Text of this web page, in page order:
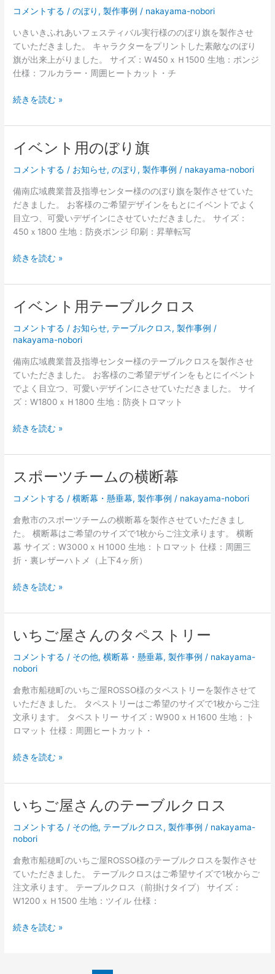
ー
コメントする /のぼり ,製作事例 / nakayama-nobori
いきいきふれあいフェスティバル実行様ののぼり旗を製作させ
ていただきました。 キャラクターをプリントした素敵なのぼり
旗が出来上がりました。 サイズ：W450ｘＨ1500 生地：ポンジ
仕様：フルカラー・周囲ヒートカット・チ
イ
ン
用
の
り
旗
続きを読む »
イベント用のぼり旗
コメントする / お知らせ,のぼり ,製作事例 / nakayama-nobori
備南広域農業普及指導センター様ののぼり旗を製作させていた
だきました。 お客様のご希望デザインをもとにイベントでよく
目立つ、可愛いデザインにさせていただきました。 サイズ：
450ｘ1800 生地：防炎ポンジ 印刷：昇華転写
イ
ン
用
の
ぼ
旗
続きを読む »
イベント用テーブルクロス
コメントする / お知らせ, テーブルクロス,製作事例 /
nakayama-nobori
備南広域農業普及指導センター様のテーブルクロスを製作させ
ていただきました。 お客様のご希望デザインをもとにイベント
でよく目立つ、可愛いデザインにさせていただきました。 サイ
ズ：W1800ｘＨ1800 生地：防炎トロマット
イ
ン
用
テ
ブ
ル
ク
ロ
続きを読む »
スポーツチームの横断幕
コメントする /横断幕・懸垂幕,製作事例 / nakayama-nobori
倉敷市のスポーツチームの横断幕を製作させていただきまし
た。 横断幕はご希望のサイズで1枚からご注文承ります。 横断
幕 サイズ：W3000ｘＨ1000 生地：トロマット 仕様：周囲三
折・裏レザーハトメ（上下4ヶ所）
ス
ー
チ
ー
ム
横
断
幕
続きを読む »
いちご屋さんのタペストリー
コメントする / その他,横断幕・懸垂幕,製作事例 / nakayama-
nobori
倉敷市船穂町のいちご屋ROSSO様のタペストリーを製作させて
いただきました。 タペストリーはご希望のサイズで1枚からご注
文承ります。 タペストリー サイズ：W900ｘＨ1600 生地：ト
ロマット 仕様：周囲ヒートカット・
い
ご
さ
ん
の
ペ
ス
ト
リ
続きを読む »
いちご屋さんのテーブルクロス
コメントする / その他, テーブルクロス,製作事例 / nakayama-
nobori
倉敷市船穂町のいちご屋ROSSO様のテーブルクロスを製作させ
ていただきました。 テーブルクロスはご希望サイズで1枚からご
注文承ります。 テーブルクロス（前掛けタイプ） サイズ：
W1200ｘＨ1500 生地：ツイル 仕様：
い
続きを読む »